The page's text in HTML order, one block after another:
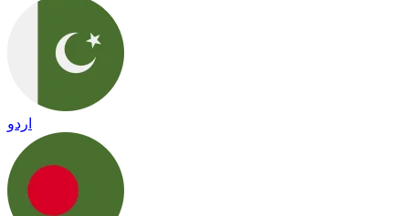
اردو